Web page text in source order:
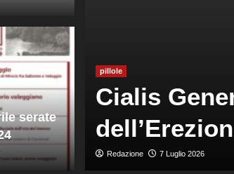
pillole
Cialis
Redazione 7 Luglio 2026
serate